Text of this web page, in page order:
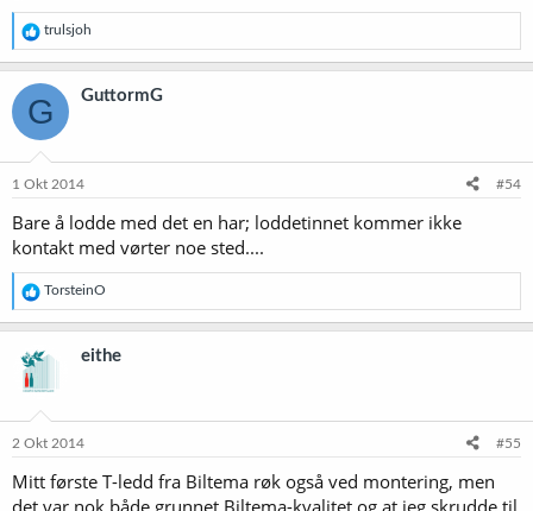
R
e
a
k
s
j
o
e
:
trulsjoh
G GuttormG
1 Okt 2014 #54
Bare å lodde med det en har; loddetinnet kommer ikke
kontakt med vørter noe sted....
R
e
a
s
e
:
TorsteinO
eithe
2 Okt 2014 #55
Mitt første T-ledd fra Biltema røk også ved montering, men
det var nok både grunnet Biltema-kvalitet og at jeg skrudde til